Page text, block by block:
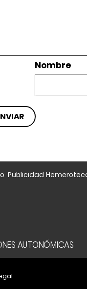
Nombre
Publicidad
AUTONÓMICAS